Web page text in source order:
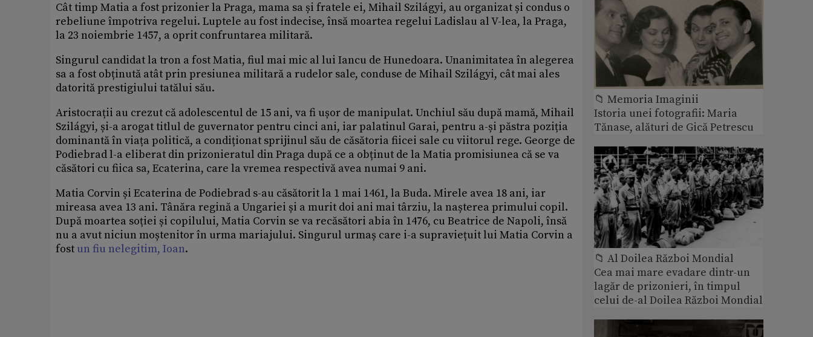
Cât timp Matia a fost prizonier la Praga, mama sa și fratele ei, Mihail Szilágyi, au organizat și condus o
rebeliune împotriva regelui. Luptele au fost indecise, însă moartea regelui Ladislau al V-lea, la Praga,
la 23 noiembrie 1457, a oprit confruntarea militară.
Singurul candidat la tron a fost Matia, fiul mai mic al lui Iancu de Hunedoara. Unanimitatea în alegerea
sa a fost obținută atât prin presiunea militară a rudelor sale, conduse de Mihail Szilágyi, cât mai ales
datorită prestigiului tatălui său.
Aristocrații au crezut că adolescentul de 15 ani, va fi ușor de manipulat. Unchiul său după mamă, Mihail
Szilágyi, și-a arogat titlul de guvernator pentru cinci ani, iar palatinul Garai, pentru a-și păstra poziția
dominantă în viața politică, a condiționat sprijinul său de căsătoria fiicei sale cu viitorul rege. George de
Podiebrad l-a eliberat din prizonieratul din Praga după ce a obținut de la Matia promisiunea că se va
căsători cu fiica sa, Ecaterina, care la vremea respectivă avea numai 9 ani.
Matia Corvin și Ecaterina de Podiebrad s-au căsătorit la 1 mai 1461, la Buda. Mirele avea 18 ani, iar
mireasa avea 13 ani. Tânăra regină a Ungariei și a murit doi ani mai târziu, la nașterea primului copil.
După moartea soției și copilului, Matia Corvin se va recăsători abia în 1476, cu Beatrice de Napoli, însă
nu a avut niciun moștenitor în urma mariajului. Singurul urmaș care i-a supraviețuit lui Matia Corvin a
fost un fiu nelegitim, Ioan.
📁 Memoria Imaginii
Istoria unei fotografii: Maria
Tănase, alături de Gică Petrescu
📁 Al Doilea Război Mondial
Cea mai mare evadare dintr-un
lagăr de prizonieri, în timpul
celui de-al Doilea Război Mondial